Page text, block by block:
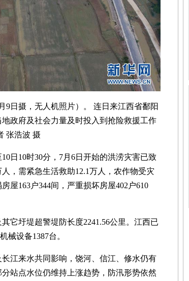
摄，无人机照片）。 连日来江西省鄱阳
政府及社会力量及时投入到抢险救援工作
张浩波 摄
10时30分，7月6日开始的洪涝灾害已致
，需紧急生活救助12.1万人，农作物受灾
屋163户344间，严重损坏房屋402户610
圩堤超警堤防长度2241.56公里。江西已
械设备1387台。
来水共同影响，饶河、信江、修水仍有
站点水位仍维持上涨趋势，防汛形势依然